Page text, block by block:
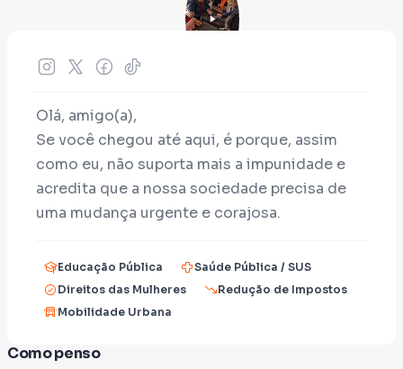
Olá, amigo(a),
Se você chegou até aqui, é porque, assim
como eu, não suporta mais a impunidade e
acredita que a nossa sociedade precisa de
uma mudança urgente e corajosa.
vocês já conhecem a minha história recente,
mas, para quem está chegando agora, eu sou
tio do Rodrigo Castanheira, o jovem que foi
do meu sobrinho mudou a minha vida para
Educação Pública
Saúde Pública / SUS
Direitos das Mulheres
Redução de Impostos
Mobilidade Urbana
Como penso